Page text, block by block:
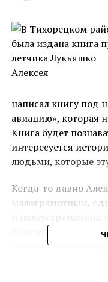
написал книгу под
авиацию», которая
Книга будет
интересуется
людьми, которые
Когда-то давно
малограмотным,
познанию
годы он успел